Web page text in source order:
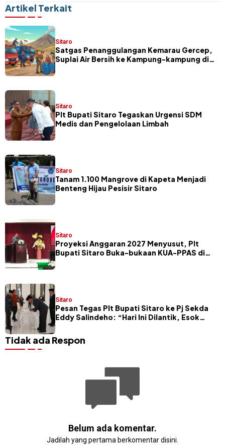
Air Minum
Artikel Terkait
Sitaro
Satgas Penanggulangan Kemarau Gercep,
Suplai Air Bersih ke Kampung-kampung di
Sitaro
​Plt Bupati Sitaro Tegaskan Urgensi SDM
Medis dan Pengelolaan Limbah
Sitaro
Tanam 1.100 Mangrove di Kapeta Menjadi
Benteng Hijau Pesisir Sitaro
Sitaro
Proyeksi Anggaran 2027 Menyusut, Plt
Bupati Sitaro Buka-bukaan KUA-PPAS di
Sitaro
Pesan Tegas Plt Bupati Sitaro ke Pj Sekda
Eddy Salindeho: “Hari Ini Dilantik, Esok
Tidak ada Respon
Belum ada komentar.
Jadilah yang pertama berkomentar disini.